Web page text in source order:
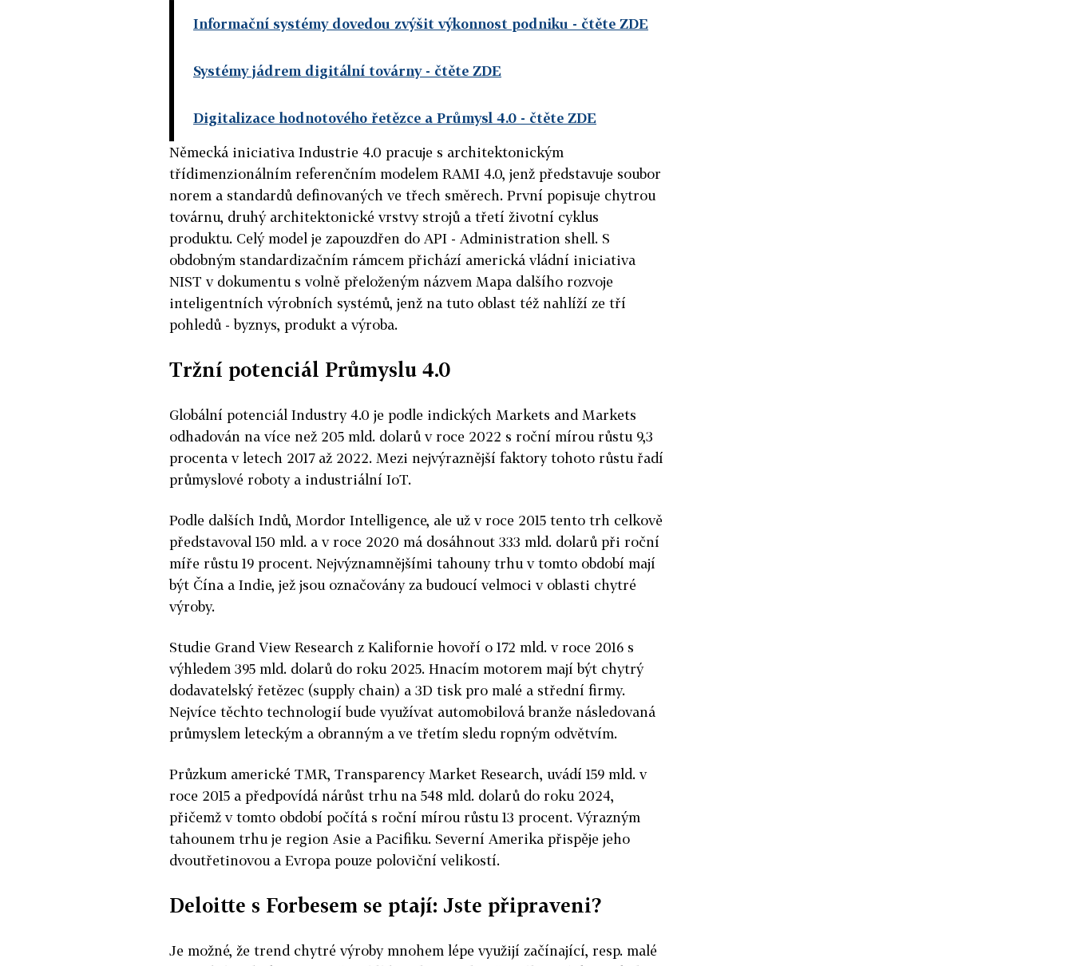
Informační systémy dovedou zvýšit výkonnost podniku - čtěte ZDE
Systémy jádrem digitální továrny- čtěte ZDE
Digitalizace hodnotového řetězce a Průmysl 4.0 - čtěte ZDE
Německá iniciativa Industrie 4.0 pracuje s architektonickým
třídimenzionálním referenčním modelem RAMI 4.0, jenž představuje soubor
norem a standardů definovaných ve třech směrech. První popisuje chytrou
továrnu, druhý architektonické vrstvy strojů a třetí životní cyklus
produktu. Celý model je zapouzdřen do API - Administration shell. S
obdobným standardizačním rámcem přichází americká vládní iniciativa
NIST v dokumentu s volně přeloženým názvem Mapa dalšího rozvoje
inteligentních výrobních systémů, jenž na tuto oblast též nahlíží ze tří
pohledů - byznys, produkt a výroba.
Tržní potenciál Průmyslu 4.0
Globální potenciál Industry 4.0 je podle indických Markets and Markets
odhadován na více než 205 mld. dolarů v roce 2022 s roční mírou růstu 9,3
procenta v letech 2017 až 2022. Mezi nejvýraznější faktory tohoto růstu řadí
průmyslové roboty a industriální IoT.
Podle dalších Indů, Mordor Intelligence, ale už v roce 2015 tento trh celkově
představoval 150 mld. a v roce 2020 má dosáhnout 333 mld. dolarů při roční
míře růstu 19 procent. Nejvýznamnějšími tahouny trhu v tomto období mají
být Čína a Indie, jež jsou označovány za budoucí velmoci v oblasti chytré
výroby.
Studie Grand View Research z Kalifornie hovoří o 172 mld. v roce 2016 s
výhledem 395 mld. dolarů do roku 2025. Hnacím motorem mají být chytrý
dodavatelský řetězec (supply chain) a 3D tisk pro malé a střední firmy.
Nejvíce těchto technologií bude využívat automobilová branže následovaná
průmyslem leteckým a obranným a ve třetím sledu ropným odvětvím.
Průzkum americké TMR, Transparency Market Research, uvádí 159 mld. v
roce 2015 a předpovídá nárůst trhu na 548 mld. dolarů do roku 2024,
přičemž v tomto období počítá s roční mírou růstu 13 procent. Výrazným
tahounem trhu je region Asie a Pacifiku. Severní Amerika přispěje jeho
dvoutřetinovou a Evropa pouze poloviční velikostí.
Deloitte s Forbesem se ptají: Jste připraveni?
Je možné, že trend chytré výroby mnohem lépe využijí začínající, resp. malé